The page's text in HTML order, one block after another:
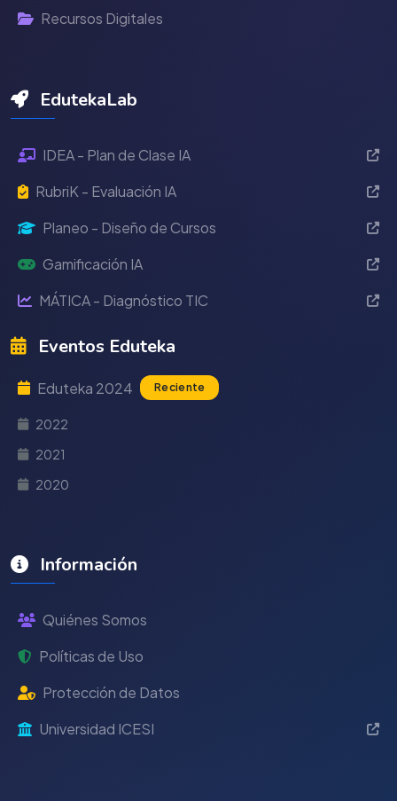
Recursos Digitales
EdutekaLab
IDEA - Plan de Clase IA
RubriK - Evaluación IA
Planeo - Diseño de Cursos
Gamificación IA
MÁTICA - Diagnóstico TIC
Eventos Eduteka
Eduteka 2024 Reciente
2022
2021
2020
Información
Quiénes Somos
Políticas de Uso
Protección de Datos
Universidad ICESI